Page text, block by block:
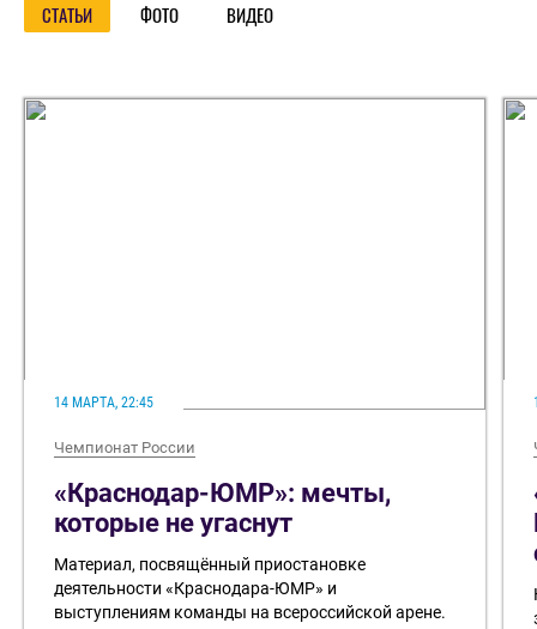
СТАТЬИ ФОТО ВИДЕО
14 МАРТА, 22:45
Чемпионат России
«Краснодар-ЮМР»: мечты,
которые не угаснут
Материал, посвящённый приостановке
деятельности «Краснодара-ЮМР» и
выступлениям команды на всероссийской арене.